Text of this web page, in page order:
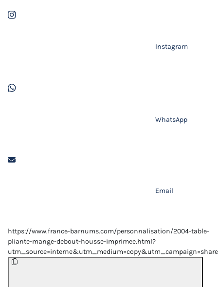
Instagram
WhatsApp
Email
https://www.france-barnums.com/personnalisation/2004-table-
pliante-mange-debout-housse-imprimee.html?